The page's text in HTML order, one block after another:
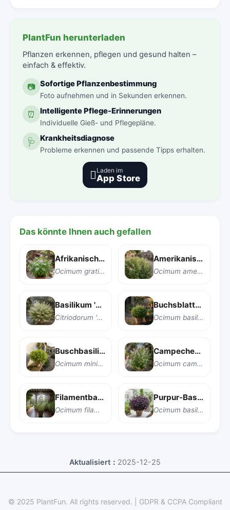
PlantFun herunterladen
Pflanzen erkennen, pflegen und gesund halten –
einfach & effektiv.
📷 Sofortige Pflanzenbestimmung
Foto aufnehmen und in Sekunden erkennen.
⏰ Intelligente Pflege-Erinnerungen
Individuelle Gieß- und Pflegepläne.
🩺 Krankheitsdiagnose
Probleme erkennen und passende Tipps erhalten.
 Laden im
App Store
Das könnte Ihnen auch gefallen
Afrikanischer Basilikum
Ocimum gratissimum
Amerikanischer Basilikum
Ocimum americanum
Basilikum 'Pesto Perpetuo'
Citriodorum 'Pesto Perpetuo'
Buchsblattriger Basilikum
Ocimum basilicum 'Boxwood'
Buschbasilikum
Ocimum minimum
Campeche-Basilikum
Ocimum campechianum
Filamentbasilikum
Ocimum filamentosum
Purpur-Basilikum
Ocimum basilicum 'Purpurascens'
Aktualisiert： 2025-12-25
© 2025 PlantFun. All rights reserved. GDPR & CCPA Compliant